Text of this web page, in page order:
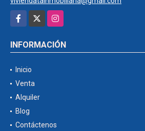
Facebook
Instagram
INFORMACIÓN
Inicio
Venta
Alquiler
Blog
Contáctenos